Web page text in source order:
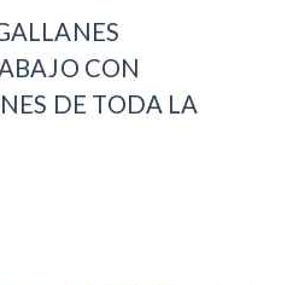
CON
DE TODA LA